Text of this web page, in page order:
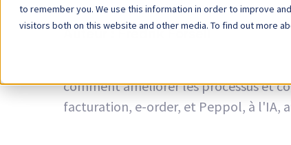
to remember you. We use this information in order to improve
visitors both on this website and other media. To find out more
Des idées sur les transactions, les
comment améliorer les processus et
facturation, e-order, et Peppol, à l'IA,